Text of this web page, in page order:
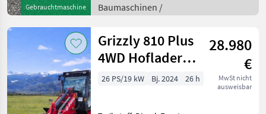
Gebrauchtmaschine
Minibagger Grizzly KME15
fahren Sie durch enge
Baumaschinen /
Grizzly 810 Plus
4WD Hoflader
mit
28.980
€
MwSt nicht
ausweisbar
26 PS/19 kW Bj. 2024 26 h